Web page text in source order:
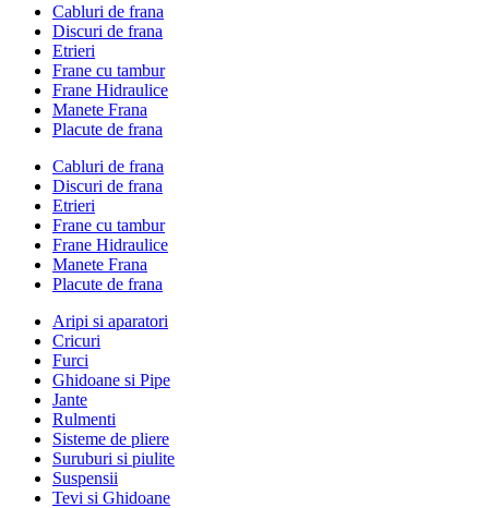
Cabluri de frana
Discuri de frana
Etrieri
Frane cu tambur
Frane Hidraulice
Manete Frana
Placute de frana
Cabluri de frana
Discuri de frana
Etrieri
Frane cu tambur
Frane Hidraulice
Manete Frana
Placute de frana
Aripi si aparatori
Cricuri
Furci
Ghidoane si Pipe
Jante
Rulmenti
Sisteme de pliere
Suruburi si piulite
Suspensii
Tevi si Ghidoane